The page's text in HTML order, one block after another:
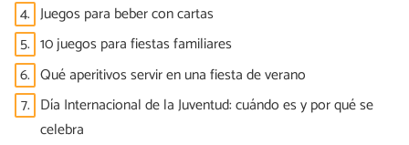
4. Juegos para beber con cartas
5. 10 juegos para fiestas familiares
6. Qué aperitivos servir en una fiesta de verano
7. Día Internacional de la Juventud: cuándo es y por qué se
celebra